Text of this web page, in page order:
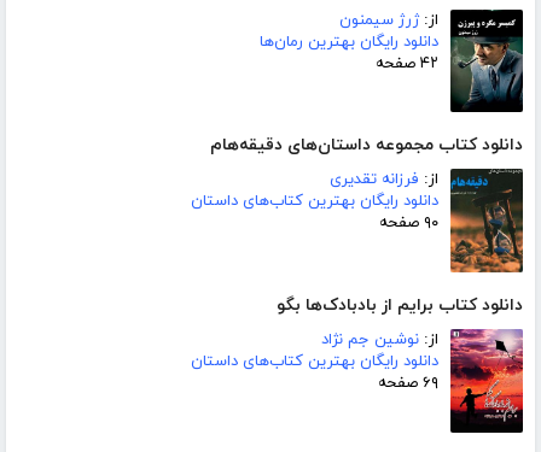
از:ژرژ سیمنون
دانلود رایگان بهترین رمان‌ها
۴۲ صفحه
دانلود کتاب مجموعه داستان‌های دقیقه‌هام
از: فرزانه تقدیری
دانلود رایگان بهترین کتاب‌های داستان
۹۰ صفحه
دانلود کتاب برایم از بادبادک‌ها بگو
از: نوشین جم نژاد
دانلود رایگان بهترین کتاب‌های داستان
۶۹ صفحه